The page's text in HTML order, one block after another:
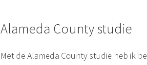
Alameda County studie
Met de Alameda County studie heb ik